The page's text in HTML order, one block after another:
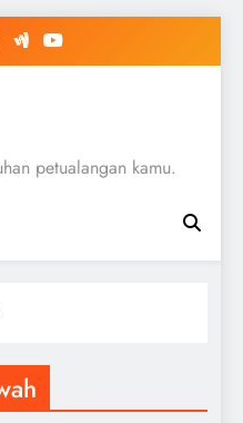
petualangan kamu.